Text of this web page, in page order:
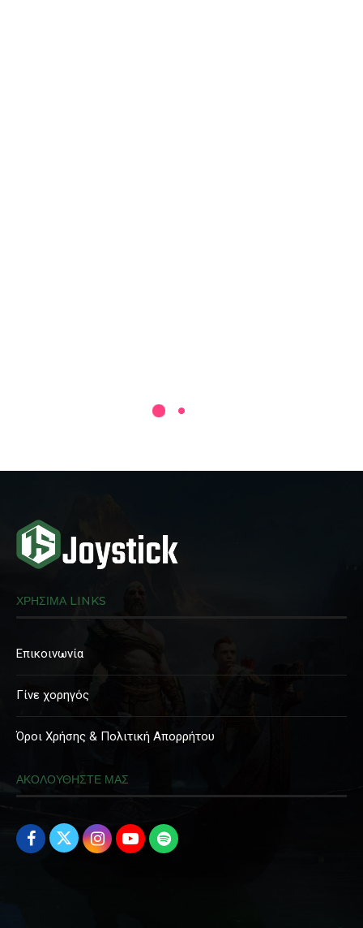
ΧΡΗΣΙΜΑ LINKS
Επικοινωνία
Γίνε χορηγός
Όροι Χρήσης & Πολιτική Απορρήτου
ΑΚΟΛΟΥΘΗΣΤΕ ΜΑΣ